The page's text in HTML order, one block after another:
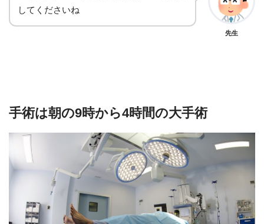
してくださいね
先生
手術は朝の9時から4時間の大手術